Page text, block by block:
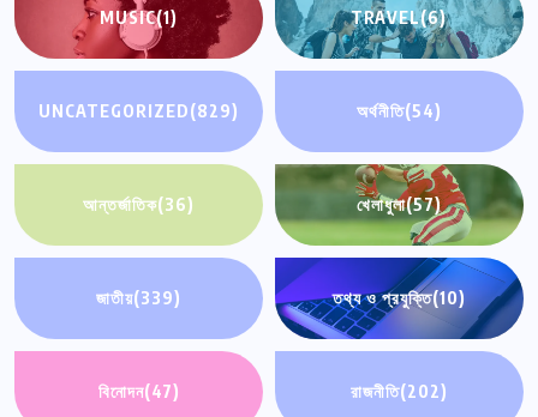
MUSIC(1) TRAVEL(6)
UNCATEGORIZED(829) অর্থনীতি(54)
আন্তর্জাতিক(36) খেলাধুলা(57)
জাতীয়(339) তথ্য ও প্রযুক্তি(10)
বিনোদন(47) রাজনীতি(202)